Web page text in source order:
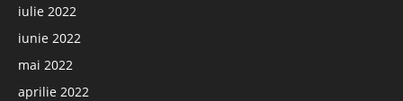
iulie 2022
iunie 2022
mai 2022
aprilie 2022